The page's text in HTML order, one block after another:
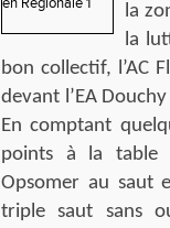
la
la
bon collectif, l’AC
devant l’EA
En comptant
points à la table
Opsomer au saut
triple saut sans